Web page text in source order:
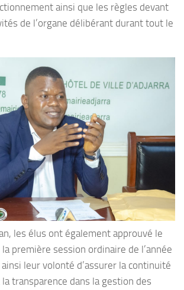
ainsi que les règles devant
de l’organe délibérant durant tout le
les élus ont également approuvé le
première session ordinaire de l’année
leur volonté d’assurer la continuité
transparence dans la gestion des